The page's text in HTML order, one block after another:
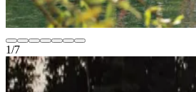
1/7